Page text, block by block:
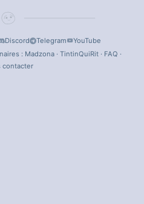
Discord Telegram
YouTube
: Madzona· TintinQuiRit· FAQ ·
contacter